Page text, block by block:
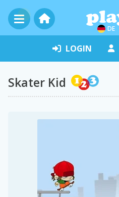
DE
LOGIN
Skater Kid